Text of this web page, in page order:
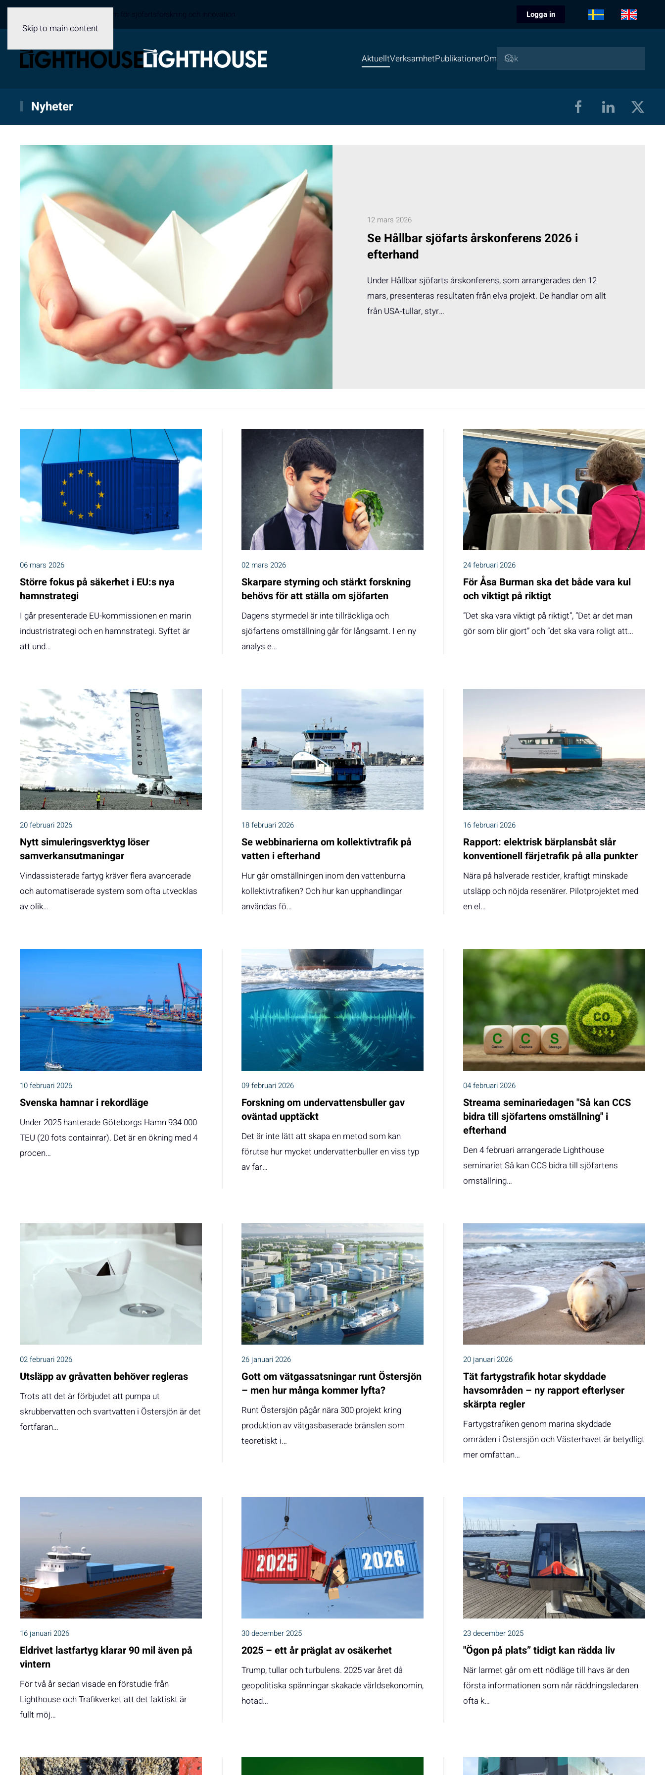
Skip to main content
Logga in
AktuelltVerksamhetPublikationerOm
Nyheter
12 mars 2026
Se Hållbar sjöfarts årskonferens 2026 i
efterhand
Under Hållbar sjöfarts årskonferens, som arrangerades den 12
mars, presenteras resultaten från elva projekt. De handlar om allt
från USA-tullar, styr…
06 mars 2026
Större fokus på säkerhet i EU:s nya
hamnstrategi
I går presenterade EU-kommissionen en marin
industristrategi och en hamnstrategi. Syftet är
att und…
02 mars 2026
Skarpare styrning och stärkt forskning
behövs för att ställa om sjöfarten
Dagens styrmedel är inte tillräckliga och
sjöfartens omställning går för långsamt. I en ny
analys e…
24 februari 2026
För Åsa Burman ska det både vara kul
och viktigt på riktigt
”Det ska vara viktigt på riktigt”, ”Det är det man
gör som blir gjort” och ”det ska vara roligt att…
20 februari 2026
Nytt simuleringsverktyg löser
samverkansutmaningar
Vindassisterade fartyg kräver flera avancerade
och automatiserade system som ofta utvecklas
av olik…
18 februari 2026
Se webbinarierna om kollektivtrafik på
vatten i efterhand
Hur går omställningen inom den vattenburna
kollektivtrafiken? Och hur kan upphandlingar
användas fö…
16 februari 2026
Rapport: elektrisk bärplansbåt slår
konventionell färjetrafik på alla punkter
Nära på halverade restider, kraftigt minskade
utsläpp och nöjda resenärer. Pilotprojektet med
en el…
10 februari 2026
Svenska hamnar i rekordläge
Under 2025 hanterade Göteborgs Hamn 934 000
TEU (20 fots containrar). Det är en ökning med 4
procen…
09 februari 2026
Forskning om undervattensbuller gav
oväntad upptäckt
Det är inte lätt att skapa en metod som kan
förutse hur mycket undervattenbuller en viss typ
av far…
04 februari 2026
Streama seminariedagen "Så kan CCS
bidra till sjöfartens omställning" i
efterhand
Den 4 februari arrangerade Lighthouse
seminariet Så kan CCS bidra till sjöfartens
omställning…
02 februari 2026
Utsläpp av gråvatten behöver regleras
Trots att det är förbjudet att pumpa ut
skrubbervatten och svartvatten i Östersjön är det
fortfaran…
26 januari 2026
Gott om vätgassatsningar runt Östersjön
– men hur många kommer lyfta?
Runt Östersjön pågår nära 300 projekt kring
produktion av vätgasbaserade bränslen som
teoretiskt i…
20 januari 2026
Tät fartygstrafik hotar skyddade
havsområden – ny rapport efterlyser
skärpta regler
Fartygstrafiken genom marina skyddade
områden i Östersjön och Västerhavet är betydligt
mer omfattan…
16 januari 2026
Eldrivet lastfartyg klarar 90 mil även på
vintern
För två år sedan visade en förstudie från
Lighthouse och Trafikverket att det faktiskt är
fullt möj…
30 december 2025
2025 – ett år präglat av osäkerhet
Trump, tullar och turbulens. 2025 var året då
geopolitiska spänningar skakade världsekonomin,
hotad…
23 december 2025
"Ögon på plats” tidigt kan rädda liv
När larmet går om ett nödläge till havs är den
första informationen som når räddningsledaren
ofta k…